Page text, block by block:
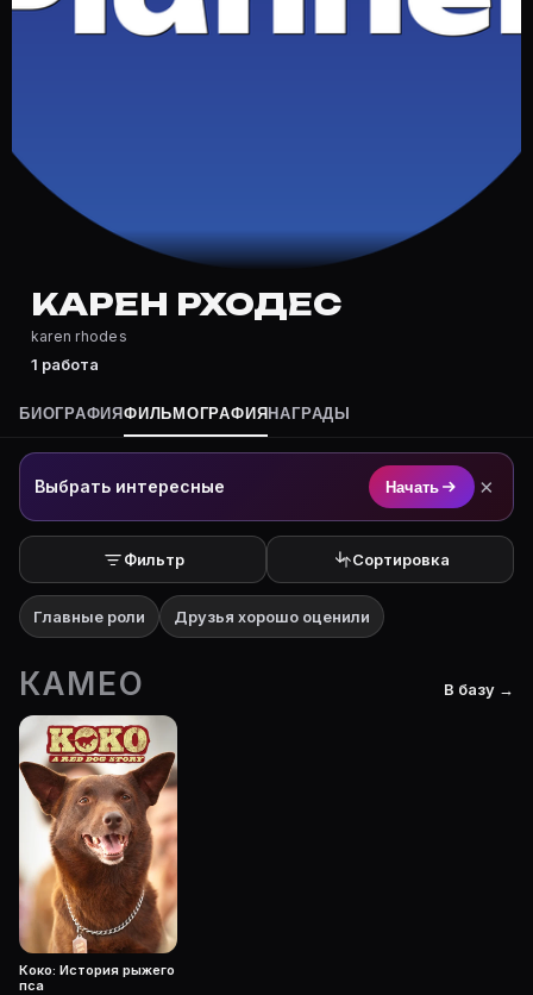
Где снимался Карен Рходес?
Карен Рходес — актёр. Биография и роли на
Где открыть фильмографию Карен Рходес?
На Movie Planner: https://movie-planner.ru/s/
КАРЕН РХОДЕС
karen rhodes
1 работа
БИОГРАФИЯФИЛЬМОГРАФИЯ НАГРАДЫ
Выбрать интересные Начать ×
Фильтр Сортировка
Главные роли Друзья хорошо оценили
КАМЕО В базу →
Коко: История рыжего
пса